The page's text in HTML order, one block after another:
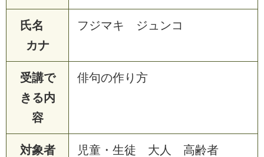
氏名
カナ
フジマキ ジュンコ
受講で
きる内
容
俳句の作り方
対象者 児童・生徒 大人 高齢者